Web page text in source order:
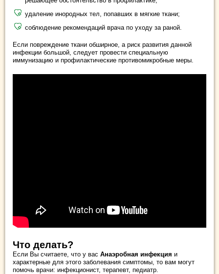
удаление инородных тел, попавших в мягкие ткани;
соблюдение рекомендаций врача по уходу за раной.
Если повреждение ткани обширное, а риск развития данной
инфекции большой, следует провести специальную
иммунизацию и профилактические противомикробные меры.
Что делать?
Если Вы считаете, что у вас Анаэробная инфекция и
характерные для этого заболевания симптомы, то вам могут
помочь врачи: инфекционист, терапевт, педиатр.